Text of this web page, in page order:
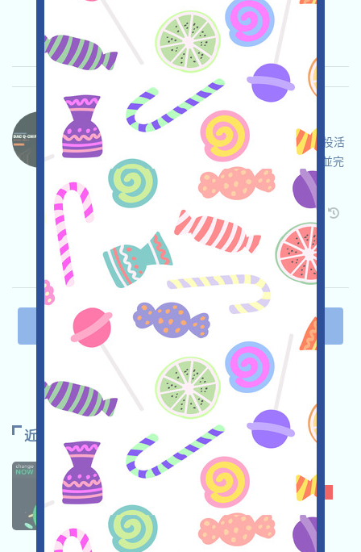
重要程度: ★★☆2.5 查阅详情
DAC-QE 语言：
DAC是一個量子就緒型Layer1，現在正在進行空投活
動，打开活动页面，自行儘調並確保安全，登入並完
成各項免費任務，賺取QE，邀请获得更多！
关联: Twitter ETH/ERC/EVM
邀请
收录时间: 2026/03/24
重要程度:★★☆ 查阅详情
上一页 1 2 4
下一页
近期推荐
CHANGENOW
★★☆